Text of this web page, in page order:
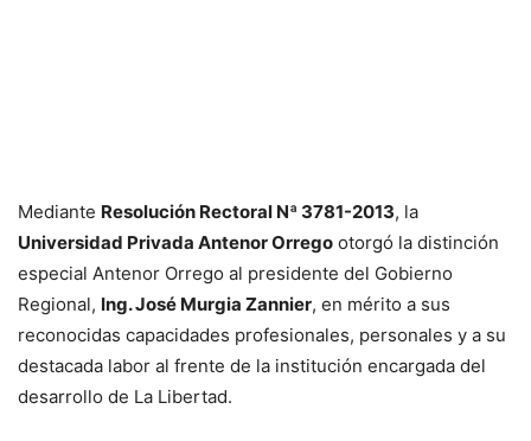
Mediante Resolución Rectoral Nª 3781-2013, la
Universidad Privada Antenor Orrego otorgó la distinción
especial Antenor Orrego al presidente del Gobierno
Regional, Ing. José Murgia Zannier, en mérito a sus
reconocidas capacidades profesionales, personales y a su
destacada labor al frente de la institución encargada del
desarrollo de La Libertad.